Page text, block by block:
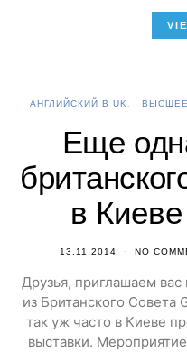
АНГЛИЙСКИЙ В UK ВЫСШЕЕ
Еще
в
13.11.2014 NO
Друзья, приглашаем
из Британского Совета
так уж часто в Киеве
выставки.